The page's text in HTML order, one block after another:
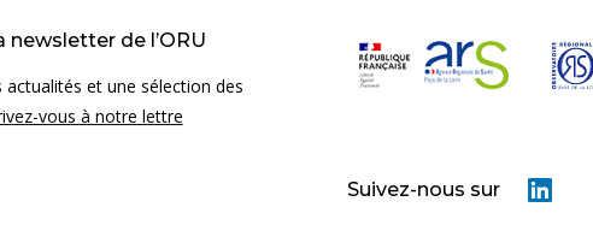
newsletter de l’ORU
actualités et une sélection des
vous à notre lettre
Suivez-nous sur